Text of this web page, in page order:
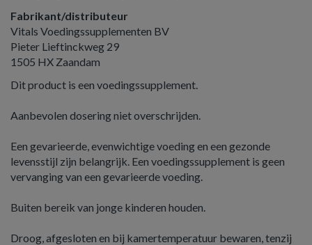
Fabrikant/distributeur
Vitals Voedingssupplementen BV
Pieter Lieftinckweg 29
1505 HX Zaandam
Dit product is een voedingssupplement.
Aanbevolen dosering niet overschrijden.
Een gevarieerde, evenwichtige voeding en een gezonde
levensstijl zijn belangrijk. Een voedingssupplement is geen
vervanging van een gevarieerde voeding.
Buiten bereik van jonge kinderen houden.
Droog, afgesloten en bij kamertemperatuur bewaren, tenzij